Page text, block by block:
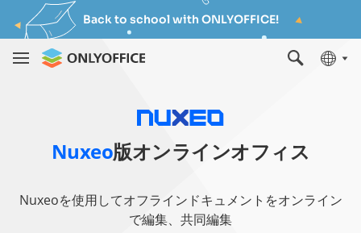
Back to school with ONLYOFFICE!
Nuxeo版オンラインオフィス
Nuxeoを使用してオフラインドキュメントをオンライン
で編集、共同編集